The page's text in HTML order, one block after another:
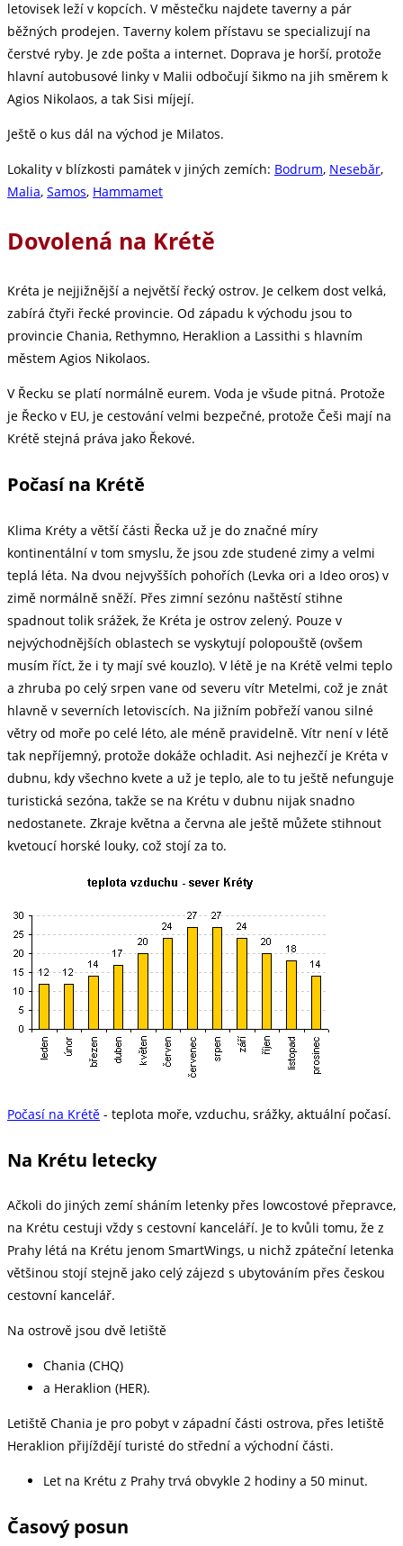
letovisek leží v kopcích. V městečku najdete taverny a pár
běžných prodejen. Taverny kolem přístavu se specializují na
čerstvé ryby. Je zde pošta a internet. Doprava je horší, protože
hlavní autobusové linky v Malii odbočují šikmo na jih směrem k
Agios Nikolaos, a tak Sisi míjejí.
Ještě o kus dál na východ je Milatos.
Lokality v blízkosti památek v jiných zemích: Bodrum, Nesebăr,
Malia, Samos, Hammamet
Dovolená na Krétě
Kréta je nejjižnější a největší řecký ostrov. Je celkem dost velká,
zabírá čtyři řecké provincie. Od západu k východu jsou to
provincie Chania, Rethymno, Heraklion a Lassithi s hlavním
městem Agios Nikolaos.
V Řecku se platí normálně eurem. Voda je všude pitná. Protože
je Řecko v EU, je cestování velmi bezpečné, protože Češi mají na
Krétě stejná práva jako Řekové.
Počasí na Krétě
Klima Kréty a větší části Řecka už je do značné míry
kontinentální v tom smyslu, že jsou zde studené zimy a velmi
teplá léta. Na dvou nejvyšších pohořích (Levka ori a Ideo oros) v
zimě normálně sněží. Přes zimní sezónu naštěstí stihne
spadnout tolik srážek, že Kréta je ostrov zelený. Pouze v
nejvýchodnějších oblastech se vyskytují polopouště (ovšem
musím říct, že i ty mají své kouzlo). V létě je na Krétě velmi teplo
a zhruba po celý srpen vane od severu vítr Metelmi, což je znát
hlavně v severních letoviscích. Na jižním pobřeží vanou silné
větry od moře po celé léto, ale méně pravidelně. Vítr není v létě
tak nepříjemný, protože dokáže ochladit. Asi nejhezčí je Kréta v
dubnu, kdy všechno kvete a už je teplo, ale to tu ještě nefunguje
turistická sezóna, takže se na Krétu v dubnu nijak snadno
nedostanete. Zkraje května a června ale ještě můžete stihnout
kvetoucí horské louky, což stojí za to.
Počasí na Krétě - teplota moře, vzduchu, srážky, aktuální počasí.
Na Krétu letecky
Ačkoli do jiných zemí sháním letenky přes lowcostové přepravce,
na Krétu cestuji vždy s cestovní kanceláří. Je to kvůli tomu, že z
Prahy létá na Krétu jenom SmartWings, u nichž zpáteční letenka
většinou stojí stejně jako celý zájezd s ubytováním přes českou
cestovní kancelář.
Na ostrově jsou dvě letiště
Chania (CHQ)
a Heraklion (HER).
Letiště Chania je pro pobyt v západní části ostrova, přes letiště
Heraklion přijíždějí turisté do střední a východní části.
Let na Krétu z Prahy trvá obvykle 2 hodiny a 50 minut.
Časový posun